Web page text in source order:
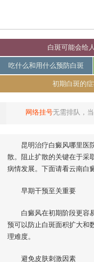
白斑可能会给
吃什么和用什么预防白斑
初期白斑的
网络挂号无需排队，
昆明治疗白癜风哪里医院
散。阻止扩散的关键在于采
病情发展。下面请看云南白
早期干预至关重要
白癜风在初期阶段更容易
预可以防止白斑面积扩大和
理难度。
避免皮肤刺激因素